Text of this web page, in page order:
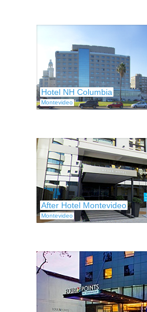
Hotel NH Columbia
Montevideo
After Hotel Montevideo
Montevideo